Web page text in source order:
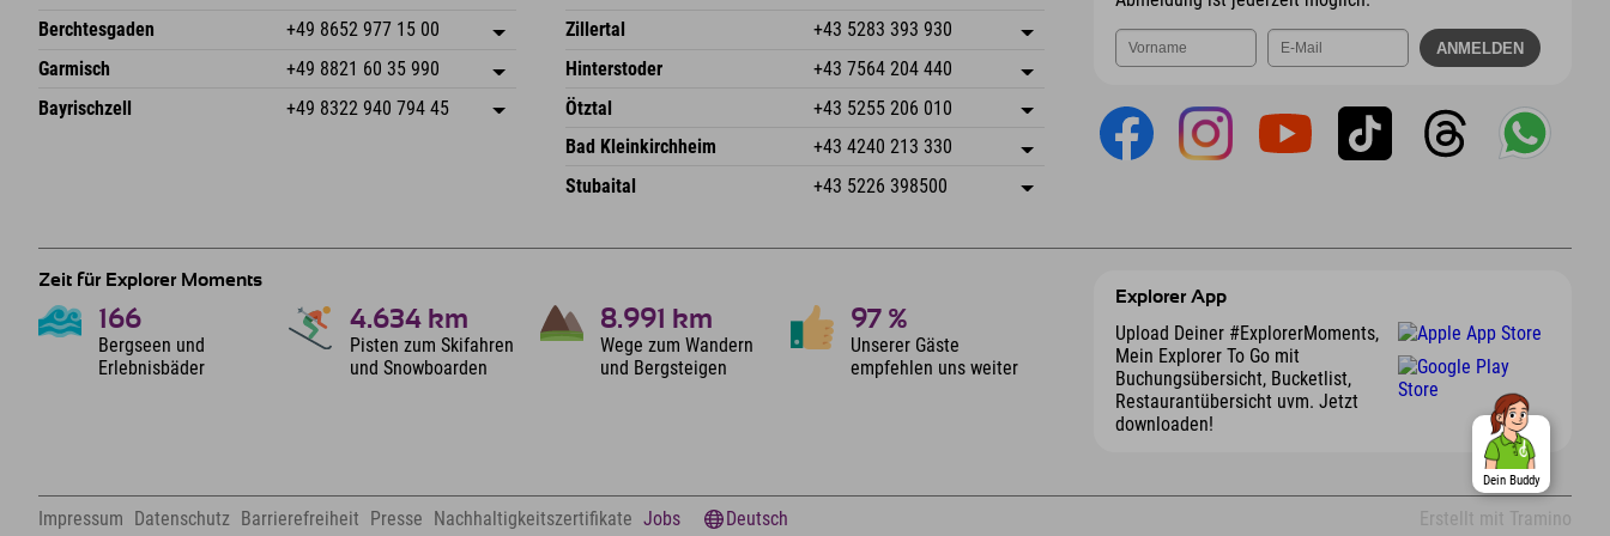
Deutschland
Buchen
An der Riese 45
87484 Nesselwang im Allgäu
Deutschland
Adresse speichern
Buchen
Berchtesgaden +49 8652 977 15 00
Hofreitstr. 7
Deutschland
Adresse speichern
Buchen
Garmisch +49 8821 60 35 990
Frickenstraße 22
82490 Farchant
Adresse speichern
Bayrischzell +49 8322 940 794 45
6793 Gaschurn/Montafon
Österreich
Buchen
Speckbacherstraße 87
Österreich
Adresse speichern
Buchen
Zillertal +43 5283 393 930
Schmiedau 2
Österreich
Adresse speichern
Buchen
Hinterstoder +43 7564 204 440
Freizeitpark 10
Österreich
Adresse speichern
Buchen
Ötztal +43 5255 206 010
Gscheat 14
Österreich
Adresse speichern
Buchen
Bad Kleinkirchheim +43 4240 213 330
Dorfstraße 24
Adresse speichern
Mail senden
Stubaital +43 5226 398500
Explorer App
Upload Deiner #ExplorerMoments,
Mein Explorer To Go mit
Buchungsübersicht, Bucketlist,
Restaurantübersicht uvm. Jetzt
downloaden!
Zeit für Explorer Moments
166
Bergseen und
Erlebnisbäder
4.634 km
Pisten zum Skifahren
und Snowboarden
8.991 km
Wege zum Wandern
und Bergsteigen
97 %
Unserer Gäste
empfehlen uns weiter
Impressum Datenschutz Barrierefreiheit Presse Nachhaltigkeitszertifikate Jobs Deutsch Erstellt mit Tramino
Dein Buddy